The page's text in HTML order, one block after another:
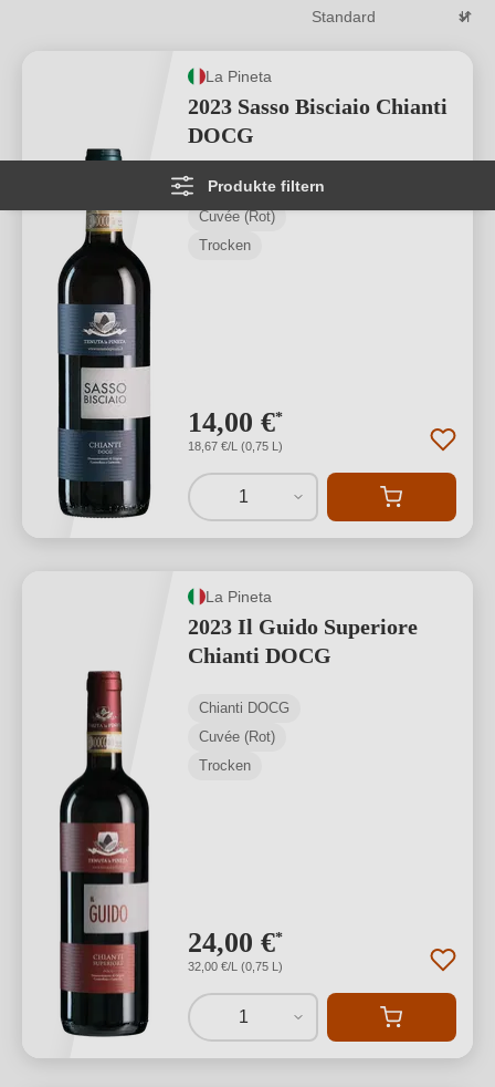
Produkte filtern
La Pineta
2023 Sasso Bisciaio Chianti
DOCG
Chianti DOCG
Cuvée (Rot)
Trocken
14,00 €*
18,67 €/L (0,75 L)
1
La Pineta
2023 Il Guido Superiore
Chianti DOCG
Chianti DOCG
Cuvée (Rot)
Trocken
24,00 €*
32,00 €/L (0,75 L)
1